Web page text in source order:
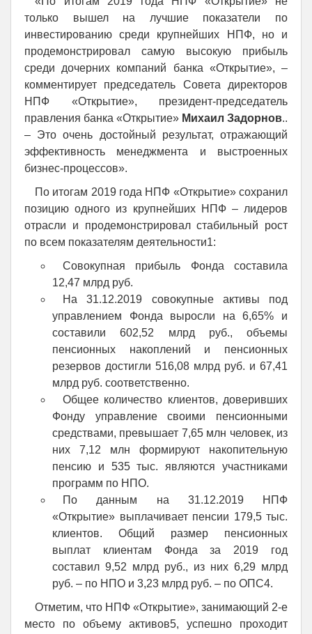
только вышел на лучшие показатели по
инвестированию среди крупнейших НПФ, но и
продемонстрировал самую высокую прибыль
среди дочерних компаний банка «Открытие», –
комментирует председатель Совета директоров
НПФ «Открытие», президент-председатель
правления банка «Открытие» Михаил Задорнов..
– Это очень достойный результат, отражающий
эффективность менеджмента и выстроенных
бизнес-процессов».
По итогам 2019 года НПФ «Открытие» сохранил
позицию одного из крупнейших НПФ – лидеров
отрасли и продемонстрировал стабильный рост
по всем показателям деятельности1:
Совокупная прибыль Фонда составила
12,47 млрд руб.
На 31.12.2019 совокупные активы под
управлением Фонда выросли на 6,65% и
составили 602,52 млрд руб., объемы
пенсионных накоплений и пенсионных
резервов достигли 516,08 млрд руб. и 67,41
млрд руб. соответственно.
Общее количество клиентов, доверивших
Фонду управление своими пенсионными
средствами, превышает 7,65 млн человек, из
них 7,12 млн формируют накопительную
пенсию и 535 тыс. являются участниками
программ по НПО.
По данным на 31.12.2019 НПФ
«Открытие» выплачивает пенсии 179,5 тыс.
клиентов. Общий размер пенсионных
выплат клиентам Фонда за 2019 год
составил 9,52 млрд руб., из них 6,29 млрд
руб. – по НПО и 3,23 млрд руб. – по ОПС4.
Отметим, что НПФ «Открытие», занимающий 2-е
место по объему активов5, успешно проходит